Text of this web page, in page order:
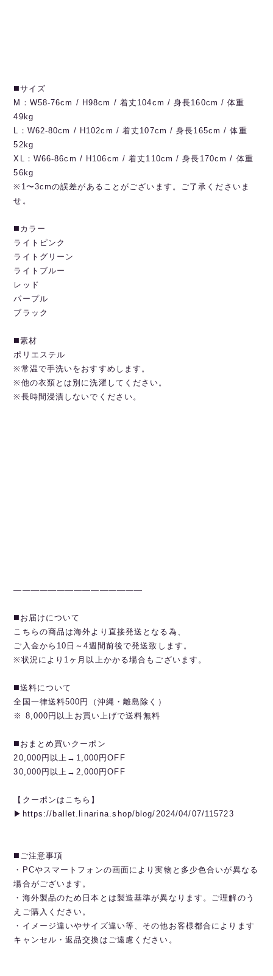
◼️サイズ
M：W58-76cm / H98cm / 着丈104cm / 身長160cm / 体重
49kg
L：W62-80cm / H102cm / 着丈107cm / 身長165cm / 体重
52kg
XL：W66-86cm / H106cm / 着丈110cm / 身長170cm / 体重
56kg
※1〜3cmの誤差があることがございます。ご了承くださいま
せ。
◼️カラー
ライトピンク
ライトグリーン
ライトブルー
レッド
パープル
ブラック
◼️素材
ポリエステル
※常温で手洗いをおすすめします。
※他の衣類とは別に洗濯してください。
※長時間浸漬しないでください。
———————————————
◼️お届けについて
こちらの商品は海外より直接発送となる為、
ご入金から10日～4週間前後で発送致します。
※状況により1ヶ月以上かかる場合もございます。
◼️送料について
全国一律送料500円（沖縄・離島除く）
※ 8,000円以上お買い上げで送料無料
◼️おまとめ買いクーポン
20,000円以上→1,000円OFF
30,000円以上→2,000円OFF
【クーポンはこちら】
▶︎https://ballet.linarina.shop/blog/2024/04/07/115723
◼️ご注意事項
・PCやスマートフォンの画面により実物と多少色合いが異なる
場合がございます。
・海外製品のため日本とは製造基準が異なります。ご理解のう
えご購入ください。
・イメージ違いやサイズ違い等、その他お客様都合によります
キャンセル・返品交換はご遠慮ください。